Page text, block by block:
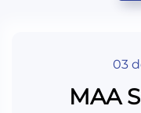
03
MAA